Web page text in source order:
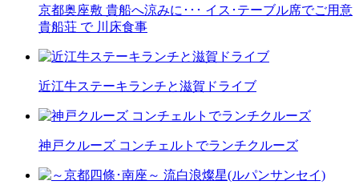
京都奥座敷 貴船へ涼みに･･･ イス･テーブル席でご用意
貴船荘 で 川床食事
近江牛ステーキランチと滋賀ドライブ
神戸クルーズ コンチェルトでランチクルーズ